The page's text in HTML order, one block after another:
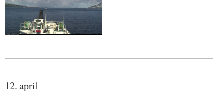
12. april